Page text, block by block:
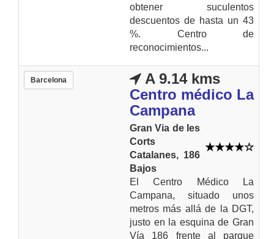
obtener suculentos
descuentos de hasta un 43
%. Centro de
reconocimientos...
Barcelona
A 9.14 kms
Centro médico La
Campana
Gran Via de les
Corts
Catalanes, 186
Bajos
El Centro Médico La
Campana, situado unos
metros más allá de la DGT,
justo en la esquina de Gran
Vía 186 frente al parque